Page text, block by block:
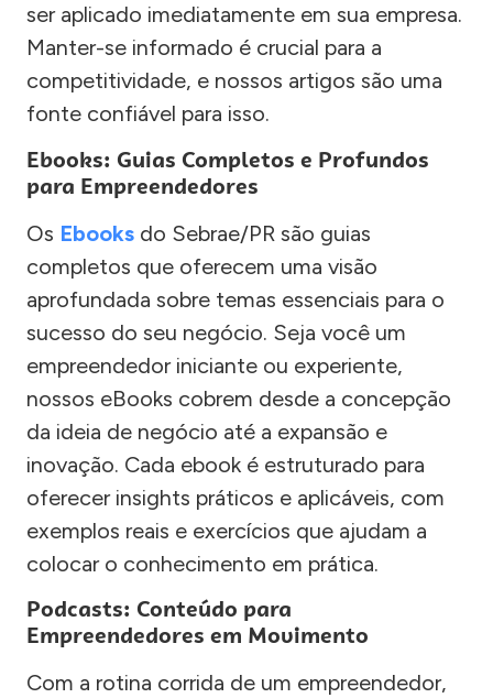
ser aplicado imediatamente em sua empresa.
Manter-se informado é crucial para a
competitividade, e nossos artigos são uma
fonte confiável para isso.
Ebooks: Guias Completos e Profundos
para Empreendedores
Os Ebooks do Sebrae/PR são guias
completos que oferecem uma visão
aprofundada sobre temas essenciais para o
sucesso do seu negócio. Seja você um
empreendedor iniciante ou experiente,
nossos eBooks cobrem desde a concepção
da ideia de negócio até a expansão e
inovação. Cada ebook é estruturado para
oferecer insights práticos e aplicáveis, com
exemplos reais e exercícios que ajudam a
colocar o conhecimento em prática.
Podcasts: Conteúdo para
Empreendedores em Movimento
Com a rotina corrida de um empreendedor,